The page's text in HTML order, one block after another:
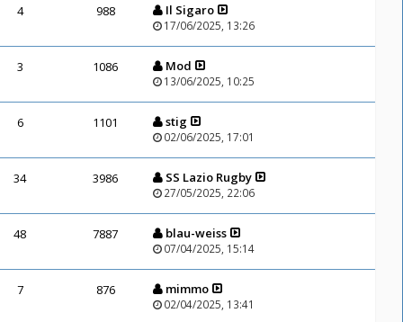
4 988 Il Sigaro
17/06/2025, 13:26
3 1086 Mod
13/06/2025, 10:25
6 1101 stig
02/06/2025, 17:01
34 3986 SS Lazio Rugby
27/05/2025, 22:06
48 7887 blau-weiss
07/04/2025, 15:14
7 876 mimmo
02/04/2025, 13:41